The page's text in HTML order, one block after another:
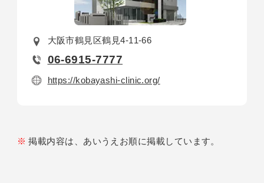
大阪市鶴見区鶴見4-11-66
06-6915-7777
https://kobayashi-clinic.org/
掲載内容は、あいうえお順に掲載しています。